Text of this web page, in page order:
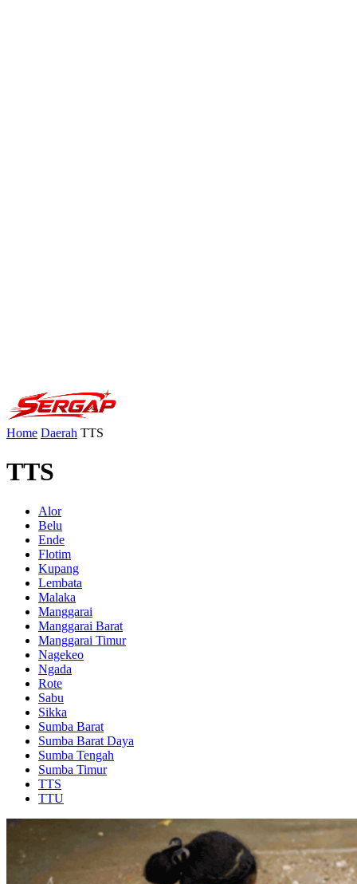
Home Daerah TTS
TTS
Alor
Belu
Ende
Flotim
Kupang
Lembata
Malaka
Manggarai
Manggarai Barat
Manggarai Timur
Nagekeo
Ngada
Rote
Sabu
Sikka
Sumba Barat
Sumba Barat Daya
Sumba Tengah
Sumba Timur
TTS
TTU